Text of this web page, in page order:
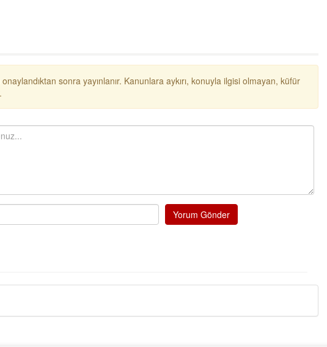
sonra yayınlanır. Kanunlara aykırı, konuyla ilgisi olmayan, küfür
Yorum Gönder
Kadir inanc
Ekmek yediğiniz yere veda edersiniz gurur
Muhammed
Ali
1950 türkiye
ihracati,tütün,kuruüzüm,findik,pamuk krom